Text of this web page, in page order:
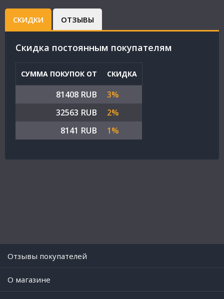
СКИДКИ ОТЗЫВЫ
Cкидка постоянным покупателям
СУММА ПОКУПОК ОТ СКИДКА
81408 RUB
3%
32563 RUB
2%
8141 RUB
1%
Отзывы покупателей
O магазине